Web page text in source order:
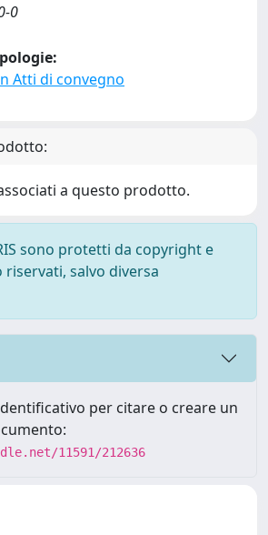
0
Atti di convegno
a questo prodotto.
sono protetti da copyright e
salvo diversa
per citare o creare un
11591/212636